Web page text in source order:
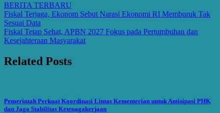
BERITA TERBARU
Post
navigation
Fiskal Terjaga, Ekonom Sebut Narasi Ekonomi RI Memburuk Tak
Sesuai Data
Fiskal Tetap Sehat, APBN 2027 Fokus pada Pertumbuhan dan
Kesejahteraan Masyarakat
Related Posts
Pemerintah Perkuat Koordinasi Lintas Kementerian untuk Antisipasi PHK
dan Jaga Stabilitas Ketenagakerjaan